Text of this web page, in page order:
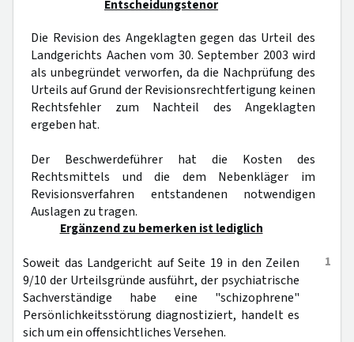
Entscheidungstenor
Die Revision des Angeklagten gegen das Urteil des
Landgerichts Aachen vom 30. September 2003 wird
als unbegründet verworfen, da die Nachprüfung des
Urteils auf Grund der Revisionsrechtfertigung keinen
Rechtsfehler zum Nachteil des Angeklagten
ergeben hat.
Der Beschwerdeführer hat die Kosten des
Rechtsmittels und die dem Nebenkläger im
Revisionsverfahren entstandenen notwendigen
Auslagen zu tragen.
Ergänzend zu bemerken ist lediglich
1
Soweit das Landgericht auf Seite 19 in den Zeilen
9/10 der Urteilsgründe ausführt, der psychiatrische
Sachverständige habe eine "schizophrene"
Persönlichkeitsstörung diagnostiziert, handelt es
sich um ein offensichtliches Versehen.